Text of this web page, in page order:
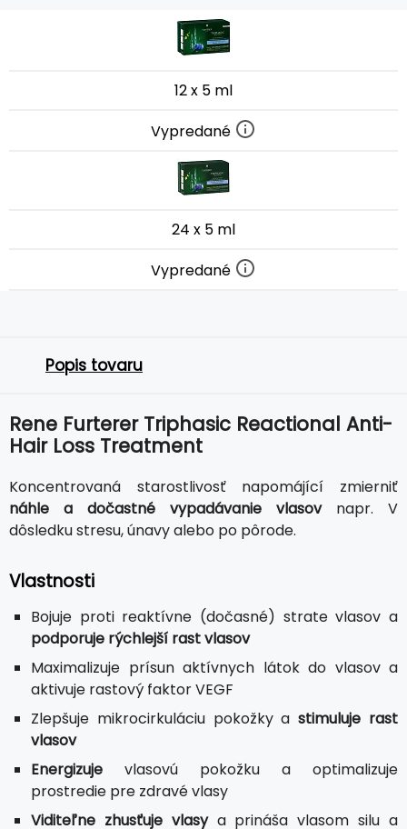
12 x 5 ml
Vypredané
24 x 5 ml
Vypredané
Popis tovaru
Rene Furterer Triphasic Reactional Anti-
Hair Loss Treatment
Koncentrovaná starostlivosť napomájící zmierniť
náhle a dočastné vypadávanie vlasovnapr. V
dôsledku stresu, únavy alebo po pôrode.
Vlastnosti
Bojuje proti reaktívne (dočasné) strate vlasov a
podporuje rýchlejší rast vlasov
Maximalizuje prísun aktívnych látok do vlasov a
aktivuje rastový faktor VEGF
Zlepšuje mikrocirkuláciu pokožky astimuluje rast
vlasov
Energizuje vlasovú pokožku a optimalizuje
prostredie pre zdravé vlasy
Viditeľne zhusťuje vlasya prináša vlasom silu a